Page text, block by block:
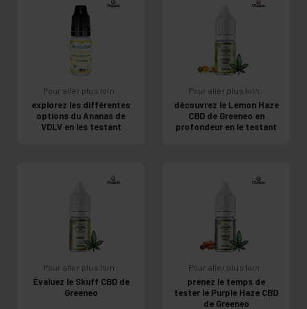
Pour aller plus loin :
explorez les différentes
options du Ananas de
VDLV en les testant
Pour aller plus loin :
découvrez le Lemon Haze
CBD de Greeneo en
profondeur en le testant
Pour aller plus loin :
Évaluez le Skuff CBD de
Greeneo
Pour aller plus loin :
prenez le temps de
tester le Purple Haze CBD
de Greeneo